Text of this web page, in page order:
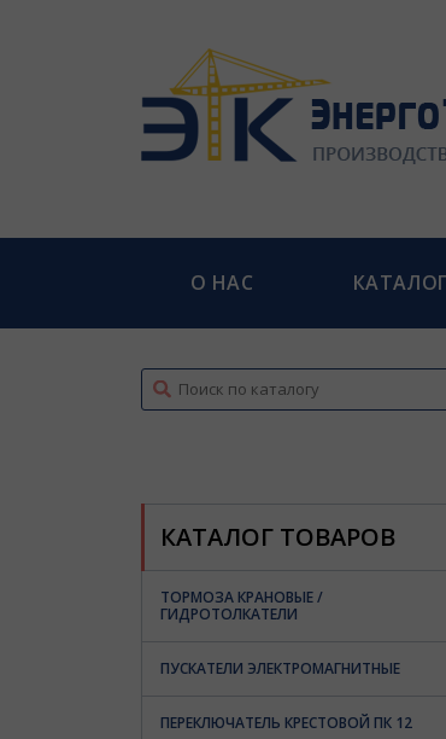
О НАС
КАТАЛОГ ТОВАРОВ
ТОРМОЗА КРАНОВЫЕ /
ГИДРОТОЛКАТЕЛИ
ПУСКАТЕЛИ ЭЛЕКТРОМАГНИТНЫЕ
ПЕРЕКЛЮЧАТЕЛЬ КРЕСТОВОЙ ПК 12